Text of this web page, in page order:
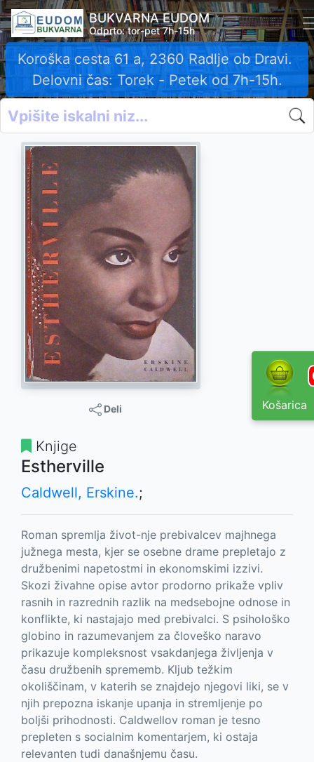
BUKVARNA EUDOM
Odprto: tor-pet 7h-15h
Koroška cesta 61 a, 2360 Radlje ob Dravi.
Delovni čas: Torek - Petek od 7h-15h.
Košarica
Deli
Knjige
Estherville
Caldwell, Erskine.;
Roman spremlja život-nje prebivalcev majhnega
južnega mesta, kjer se osebne drame prepletajo z
družbenimi napetostmi in ekonomskimi izzivi.
Skozi živahne opise avtor prodorno prikaže vpliv
rasnih in razrednih razlik na medsebojne odnose in
konflikte, ki nastajajo med prebivalci. S psihološko
globino in razumevanjem za človeško naravo
prikazuje kompleksnost vsakdanjega življenja v
času družbenih sprememb. Kljub težkim
okoliščinam, v katerih se znajdejo njegovi liki, se v
njih prepozna iskanje upanja in stremljenje po
boljši prihodnosti. Caldwellov roman je tesno
prepleten s socialnim komentarjem, ki ostaja
relevanten tudi današnjemu času.